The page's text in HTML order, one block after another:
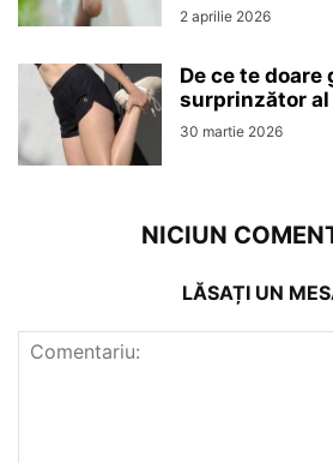
2 aprilie 2026
De ce te
surprinzător
30 martie 2026
NICIUN
LĂSAȚI UN